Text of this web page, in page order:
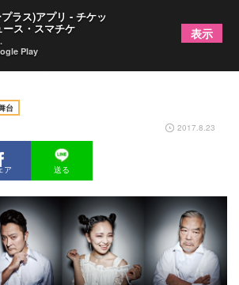
に聞く──KUNIO13『夏の夜の
台
2017.8.23
ア 送る
ラス)アプリ - チケッ
ース・スマチケ
Play
表示